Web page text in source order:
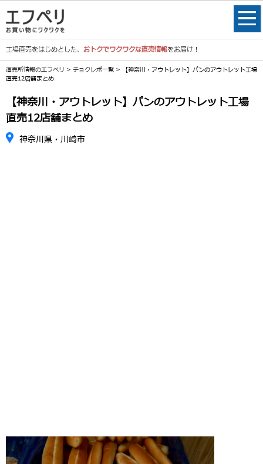
工場直売をはじめとした、 おトクでワクワクな直売情報をお届け！
直売所情報のエフペリ > チョクレポ一覧 > 【神奈川・アウトレット】パンのアウトレット工場
直売12店舗まとめ
【神奈川・アウトレット】パンのアウトレット工場
直売12店舗まとめ
神奈川県・川崎市